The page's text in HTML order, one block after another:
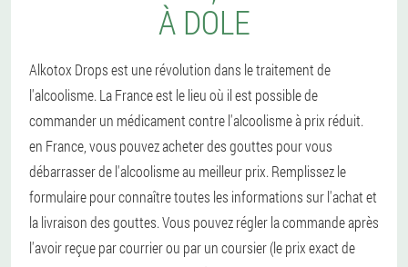
À DOLE
Alkotox Drops est une révolution dans le traitement de
l'alcoolisme. La France est le lieu où il est possible de
commander un médicament contre l'alcoolisme à prix réduit.
en France, vous pouvez acheter des gouttes pour vous
débarrasser de l'alcoolisme au meilleur prix. Remplissez le
formulaire pour connaître toutes les informations sur l'achat et
la livraison des gouttes. Vous pouvez régler la commande après
l'avoir reçue par courrier ou par un coursier (le prix exact de